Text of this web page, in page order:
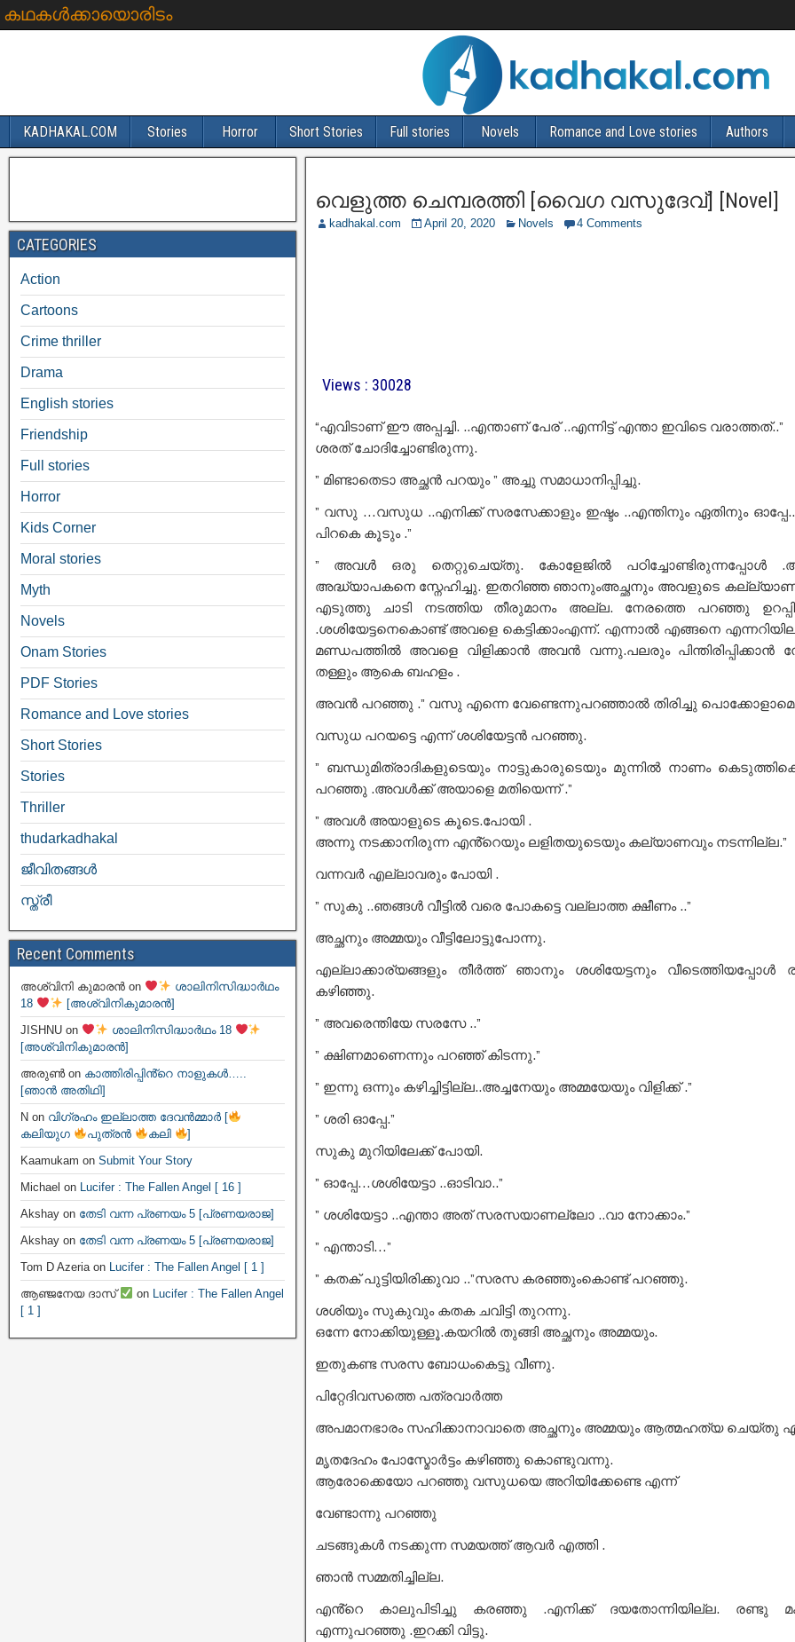
കഥകൾക്കായൊരിടം
KADHAKAL.COM Stories Horror Short Stories Full stories Novels Romance and Love stories Authors
വെളുത്ത ചെമ്പരത്തി [വൈഗ വസുദേവ്] [Novel]
kadhakal.com April 20, 2020 Novels 4 Comments
Views : 30028
“എവിടാണ് ഈ അപ്പച്ചി. ..എന്താണ് പേര് ..എന്നിട്ട് എന്താ ഇവിടെ വരാത്തത്..”
ശരത് ചോദിച്ചോണ്ടിരുന്നു.
” മിണ്ടാതെടാ അച്ഛൻ പറയും ” അച്ചു സമാധാനിപ്പിച്ചു.
” വസു …വസുധ ..എനിക്ക് സരസേക്കാളും ഇഷ്ടം ..എന്തിനും ഏതിനും
പിറകെ കൂടും .”
” അവൾ ഒരു തെറ്റുചെയ്തു. കോളേജിൽ പഠിച്ചോണ്ടിരുന്നപ്പോൾ
അദ്ധ്യാപകനെ സ്നേഹിച്ചു. ഇതറിഞ്ഞ ഞാനുംഅച്ഛനും അവളുടെ കല്ല്യാണം
എടുത്തു ചാടി നടത്തിയ തീരുമാനം അല്ല. നേരത്തെ പറഞ്ഞു
.ശശിയേട്ടനെകൊണ്ട് അവളെ കെട്ടിക്കാംഎന്ന്. എന്നാൽ എങ്ങനെ
മണ്ഡപത്തിൽ അവളെ വിളിക്കാൻ അവൻ വന്നു.പലരും പിന്തിരിപ്പിക്കാൻ
തള്ളും ആകെ ബഹളം .
അവൻ പറഞ്ഞു .” വസു എന്നെ വേണ്ടെന്നുപറഞ്ഞാൽ തിരിച്ചു
വസുധ പറയട്ടെ എന്ന് ശശിയേട്ടൻ പറഞ്ഞു.
” ബന്ധുമിത്രാദികളുടെയും നാട്ടുകാരുടെയും മുന്നിൽ നാണം
പറഞ്ഞു .അവൾക്ക് അയാളെ മതിയെന്ന് .”
” അവൾ അയാളുടെ കൂടെ.പോയി .
അന്നു നടക്കാനിരുന്ന എൻ്റെയും ലളിതയുടെയും കല്യാണവും നടന്നില്ല.”
വന്നവർ എല്ലാവരും പോയി .
” സുകു ..ഞങ്ങൾ വീട്ടിൽ വരെ പോകട്ടെ വല്ലാത്ത ക്ഷീണം ..”
അച്ഛനും അമ്മയും വീട്ടിലോട്ടുപോന്നു.
എല്ലാക്കാര്യങ്ങളും തീർത്ത് ഞാനും ശശിയേട്ടനും വീടെത്തിയപ്പോൾ
കഴിഞ്ഞു.
” അവരെന്തിയേ സരസേ ..”
” ക്ഷിണമാണെന്നും പറഞ്ഞ് കിടന്നു.”
” ഇന്നു ഒന്നും കഴിച്ചിട്ടില്ല..അച്ചനേയും അമ്മയേയും വിളിക്ക് .”
” ശരി ഓപ്പേ.”
സുകു മുറിയിലേക്ക് പോയി.
” ഓപ്പേ…ശശിയേട്ടാ ..ഓടിവാ..”
” ശശിയേട്ടാ ..എന്താ അത് സരസയാണല്ലോ ..വാ നോക്കാം.”
” എന്താടി…”
” കതക് പുട്ടിയിരിക്കുവാ ..”സരസ കരഞ്ഞുംകൊണ്ട് പറഞ്ഞു.
ശശിയും സുകുവും കതക ചവിട്ടി തുറന്നു.
ഒന്നേ നോക്കിയുള്ളൂ.കയറിൽ തുങ്ങി അച്ഛനും അമ്മയും.
ഇതുകണ്ട സരസ ബോധംകെട്ടു വീണു.
പിറ്റേദിവസത്തെ പത്രവാർത്ത
അപമാനഭാരം സഹിക്കാനാവാതെ അച്ഛനും അമ്മയും ആത്മഹത്യ ചെയ്തു
മൃതദേഹം പോസ്മോർട്ടം കഴിഞ്ഞു കൊണ്ടുവന്നു.
ആരോക്കെയോ പറഞ്ഞു വസുധയെ അറിയിക്കേണ്ടെ എന്ന്
വേണ്ടാന്നു പറഞ്ഞു
ചടങ്ങുകൾ നടക്കുന്ന സമയത്ത് ആവർ എത്തി .
ഞാൻ സമ്മതിച്ചില്ല.
എൻ്റെ കാലുപിടിച്ചു കരഞ്ഞു .എനിക്ക് ദയതോന്നിയില്ല. രണ്ടു
എന്നുപറഞ്ഞു .ഇറക്കി വിട്ടു.
CATEGORIES
Action
Cartoons
Crime thriller
Drama
English stories
Friendship
Full stories
Horror
Kids Corner
Moral stories
Myth
Novels
Onam Stories
PDF Stories
Romance and Love stories
Short Stories
Stories
Thriller
thudarkadhakal
ജീവിതങ്ങള്‍
സ്ത്രീ
Recent Comments
അശ്വിനി കുമാരൻ on
ശാലിനിസിദ്ധാർഥം
18
[അശ്വിനികുമാരൻ]
JISHNU on
ശാലിനിസിദ്ധാർഥം 18
[അശ്വിനികുമാരൻ]
അരുൺon കാത്തിരിപ്പിൻ്റെ നാളുകൾ…..
[ഞാൻ അതിഥി]
N on വിഗ്രഹം ഇല്ലാത്ത ദേവൻമ്മാർ [
കലിയുഗ
പുത്രൻ കലി
]
Kaamukam on Submit Your Story
Michael on Lucifer : The Fallen Angel [ 16 ]
Akshay on തേടി വന്ന പ്രണയം 5 [പ്രണയരാജ]
Akshay on തേടി വന്ന പ്രണയം 5 [പ്രണയരാജ]
Tom D Azeriaon Lucifer : The Fallen Angel [ 1 ]
ആഞ്ജനേയ ദാസ്
on Lucifer : The Fallen Angel
[ 1 ]